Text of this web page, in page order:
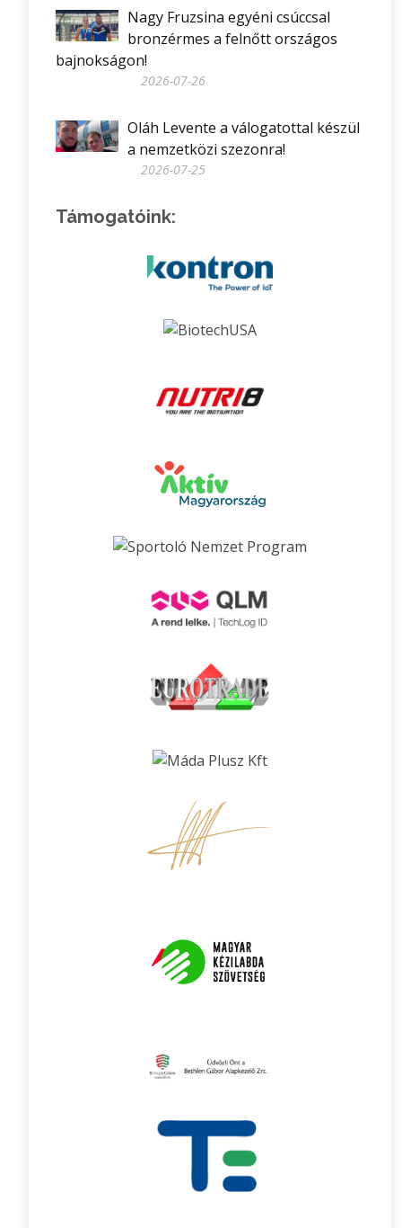
Nagy Fruzsina egyéni csúccsal
bronzérmes a felnőtt országos
bajnokságon!
2026-07-26
Oláh Levente a válogatottal készül
a nemzetközi szezonra!
2026-07-25
Támogatóink: